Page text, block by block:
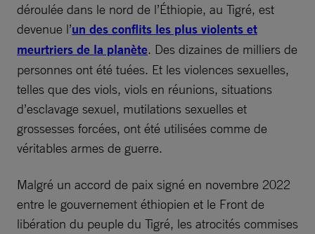
déroulée dans le nord de l’Éthiopie, au Tigré, est
devenue l’un des conflits les plus violents et
meurtriers de la planète. Des dizaines de milliers de
personnes ont été tuées. Et les violences sexuelles,
telles que des viols, viols en réunions, situations
d’esclavage sexuel, mutilations sexuelles et
grossesses forcées, ont été utilisées comme de
véritables armes de guerre.
Malgré un accord de paix signé en novembre 2022
entre le gouvernement éthiopien et le Front de
libération du peuple du Tigré, les atrocités commises